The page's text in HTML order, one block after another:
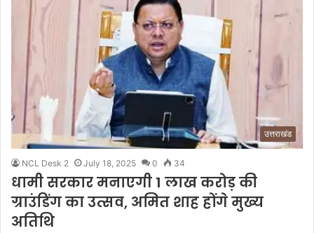
उत्तराखंड
NCL Desk 2 July 18, 2025 0 34
धामी सरकार मनाएगी 1 लाख करोड़ की
ग्राउंडिंग का उत्सव, अमित शाह होंगे मुख्य
अतिथि